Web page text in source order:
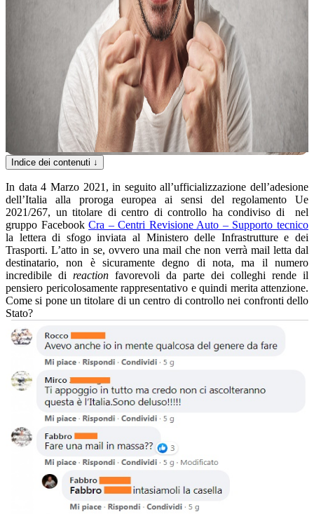
Indice dei contenuti ↓
In data 4 Marzo 2021, in seguito all’ufficializzazione dell’adesione
dell’Italia alla proroga europea ai sensi del regolamento Ue
2021/267, un titolare di centro di controllo ha condiviso di nel
gruppo FacebookCra – Centri Revisione Auto – Supporto tecnico
la lettera di sfogo inviata al Ministero delle Infrastrutture e dei
Trasporti. L’atto in se, ovvero una mail che non verrà mail letta dal
destinatario, non è sicuramente degno di nota, ma il numero
incredibile di reaction favorevoli da parte dei colleghi rende il
pensiero pericolosamente rappresentativo e quindi merita attenzione.
Come si pone un titolare di un centro di controllo nei confronti dello
Stato?